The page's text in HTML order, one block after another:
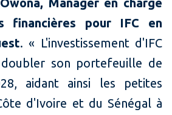
financières pour IFC en
. « L'investissement d'IFC
doubler son portefeuille de
aidant ainsi les petites
d'Ivoire et du Sénégal à